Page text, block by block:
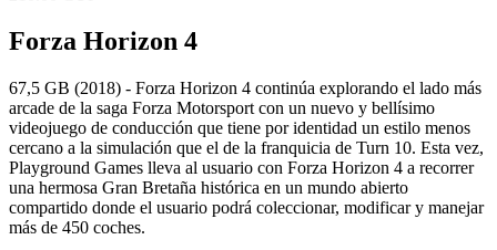
Forza Horizon 4
67,5 GB (2018) - Forza Horizon 4 continúa explorando el lado más
arcade de la saga Forza Motorsport con un nuevo y bellísimo
videojuego de conducción que tiene por identidad un estilo menos
cercano a la simulación que el de la franquicia de Turn 10. Esta vez,
Playground Games lleva al usuario con Forza Horizon 4 a recorrer
una hermosa Gran Bretaña histórica en un mundo abierto
compartido donde el usuario podrá coleccionar, modificar y manejar
más de 450 coches.